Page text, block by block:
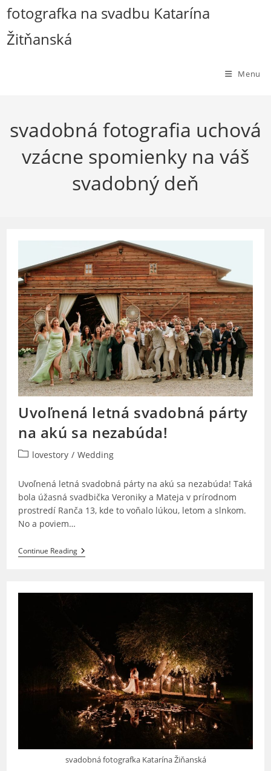
Skip
content
fotografka na svadbu Katarína
Žitňanská
Menu
svadobná fotografia uchová
vzácne spomienky na váš
svadobný deň
Uvoľnená letná svadobná párty
na akú sa nezabúda!
Postlovestory / Wedding
Uvoľnená letná svadobná párty na akú sa nezabúda! Taká
bola úžasná svadbička Veroniky a Mateja v prírodnom
prostredí Ranča 13, kde to voňalo lúkou, letom a slnkom.
No a poviem…
Continue ReadingUvoľnená
Letná
svadobná fotografka Katarína Žiňanská